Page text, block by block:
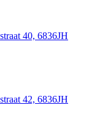
40, 6836JH
42, 6836JH